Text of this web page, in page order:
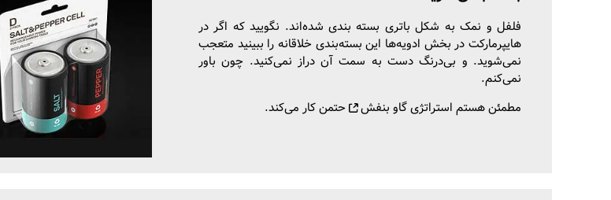
فلفل و نمک به شکل باتری بسته بندی شده‌اند. نگویید که اگر در
هایپرمارکت در بخش ادویه‌ها این بسته‌بندی خلاقانه را ببینید متعجب
نمی‌شوید. و بی‌درنگ دست به سمت آن دراز نمی‌کنید. چون باور
نمی‌کنم.
مطمئن هستم استراتژیگاو بنفش حتمن کار می‌کند.